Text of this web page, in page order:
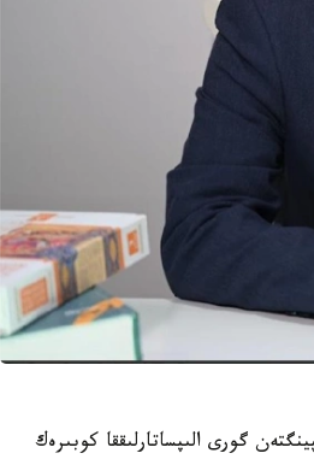
گورى الىپساتارلىققا كوبىرەك